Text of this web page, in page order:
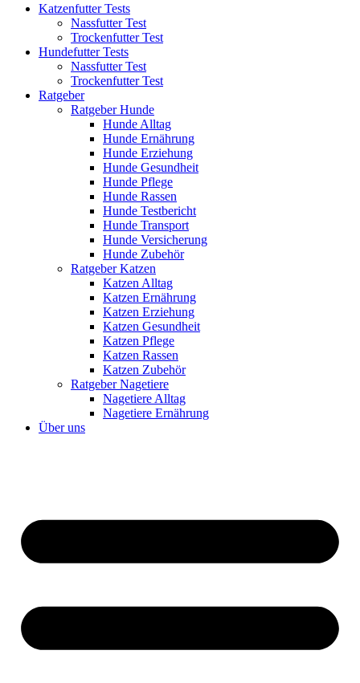
Katzenfutter Tests
Nassfutter Test
Trockenfutter Test
Hundefutter Tests
Nassfutter Test
Trockenfutter Test
Ratgeber
Ratgeber Hunde
Hunde Alltag
Hunde Ernährung
Hunde Erziehung
Hunde Gesundheit
Hunde Pflege
Hunde Rassen
Hunde Testbericht
Hunde Transport
Hunde Versicherung
Hunde Zubehör
Ratgeber Katzen
Katzen Alltag
Katzen Ernährung
Katzen Erziehung
Katzen Gesundheit
Katzen Pflege
Katzen Rassen
Katzen Zubehör
Ratgeber Nagetiere
Nagetiere Alltag
Nagetiere Ernährung
Über uns